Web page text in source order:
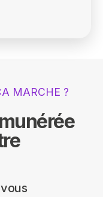
MARCHE ?